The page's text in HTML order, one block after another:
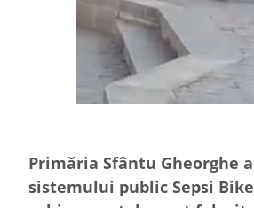
Primăria Sfântu Gheorghe
sistemului public Sepsi